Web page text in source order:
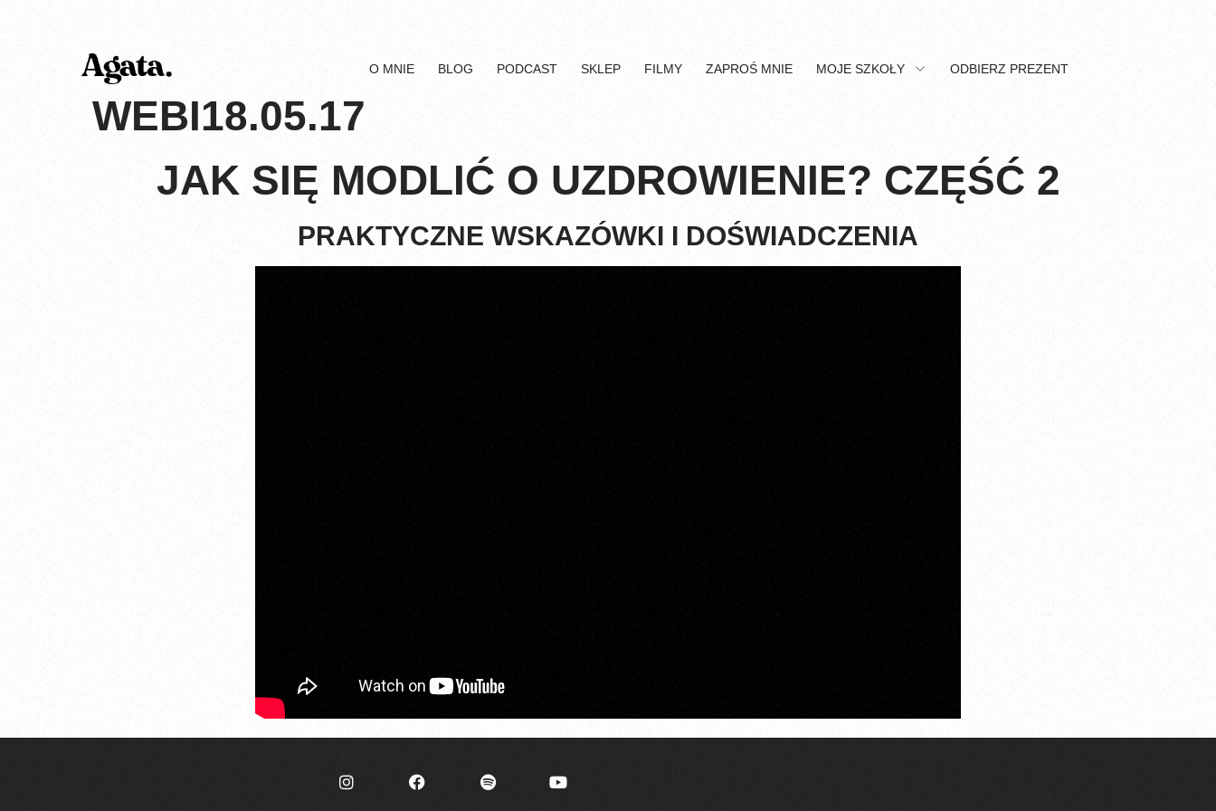
O MNIE BLOG PODCAST SKLEP FILMY ZAPROŚ MNIE MOJE SZKOŁY ODBIERZ PREZENT
WEBI18.05.17
JAK SIĘ MODLIĆ O UZDROWIENIE? CZĘŚĆ 2
PRAKTYCZNE WSKAZÓWKI I DOŚWIADCZENIA